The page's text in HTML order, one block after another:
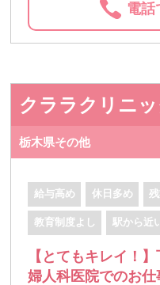
電話
クララクリニッ
栃木県その他
給与高め 休日多め
教育制度よし 駅から近
【とてもキレイ！
婦人科医院でのお